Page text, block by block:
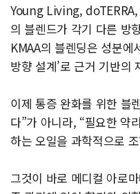
Young Living,
의 블렌드가 각기 다른 방
KMAA의 블렌딩은 성분에
방향 설계’로 근거 기반의
이제 통증 완화를 위한 블
다”가 아니라, “필요한 약
하는 오일을 과학적으로
그것이 바로 메디컬 아로